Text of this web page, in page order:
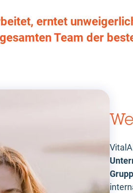
erntet
Team der